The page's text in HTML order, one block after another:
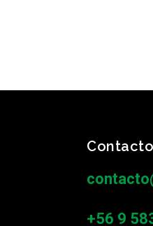
Contacto
+56 9